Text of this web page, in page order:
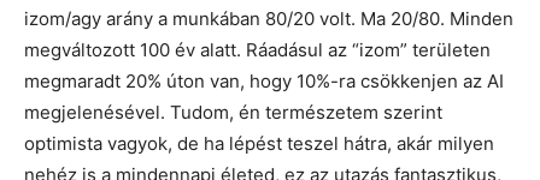
izom/agy arány a munkában 80/20 volt. Ma 20/80. Minden
megváltozott 100 év alatt. Ráadásul az “izom” területen
megmaradt 20% úton van, hogy 10%-ra csökkenjen az AI
megjelenésével. Tudom, én természetem szerint
optimista vagyok, de ha lépést teszel hátra, akár milyen
nehéz is a mindennapi életed, ez az utazás fantasztikus,